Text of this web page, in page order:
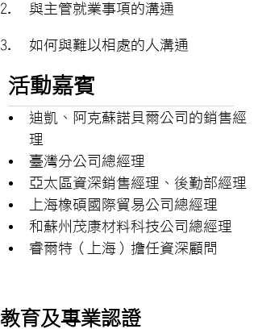
與主管就業事項的溝通
如何與難以相處的人溝通
活動嘉賓
迪凱、阿克蘇諾貝爾公司的銷售經
理
臺灣分公司總經理
亞太區資深銷售經理、後勤部經理
上海橡碩國際貿易公司總經理
和蘇州茂康材料科技公司總經理
睿爾特（上海）擔任資深顧問
教育及專業認證